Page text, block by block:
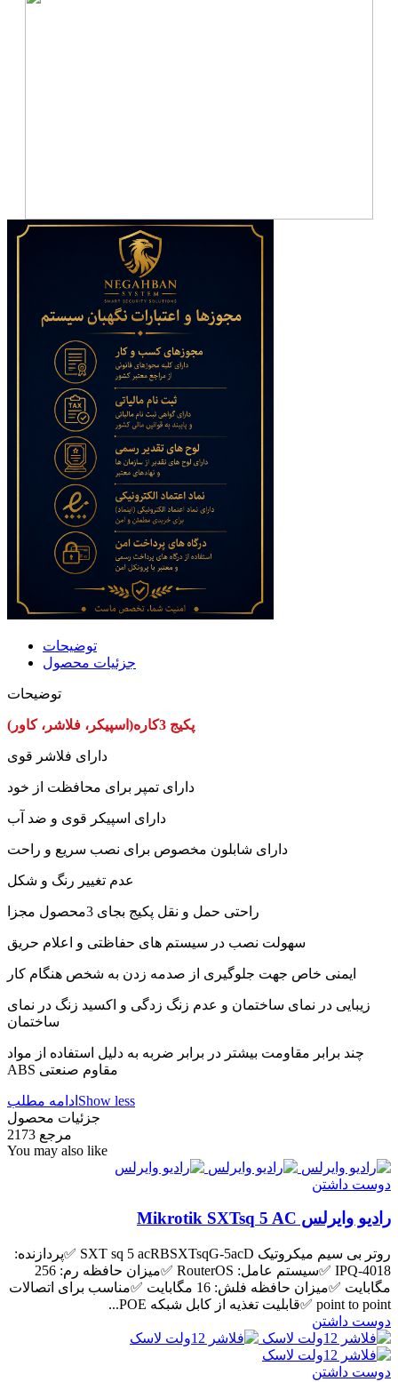
توضیحات
جزئیات محصول
توضیحات
پکیج 3کاره(اسپیکر، فلاشر، کاور)
دارای فلاشر قوی
دارای تمپر برای محافظت از خود
دارای اسپیکر قوی و ضد آب
دارای شابلون مخصوص برای نصب سریع و راحت
عدم تغییر رنگ و شکل
راحتی حمل و نقل پکیج بجای 3محصول مجزا
سهولت نصب در سیستم های حفاظتی و اعلام حریق
ایمنی خاص جهت جلوگیری از صدمه زدن به شخص هنگام کار
زیبایی در نمای ساختمان و عدم زنگ زدگی و اکسید زنگ در نمای
ساختمان
چند برابر مقاومت بیشتر در برابر ضربه به دلیل استفاده از مواد
ABS مقاوم صنعتی
ادامه مطلب Show less
جزئیات محصول
مرجع 2173
You may also like
دوست داشتن
رادیو وایرلس Mikrotik SXTsq 5 AC
روتر بی سیم میکروتیک SXT sq 5 acRBSXTsqG-5acD ✅پردازنده:
IPQ-4018 ✅سیستم عامل: RouterOS ✅میزان حافظه رم: 256
مگابایت ✅میزان حافظه فلش: 16 مگابایت ✅مناسب برای اتصالات
point to point ✅قابلیت تغذیه از کابل شبکه POE...
دوست داشتن
دوست داشتن